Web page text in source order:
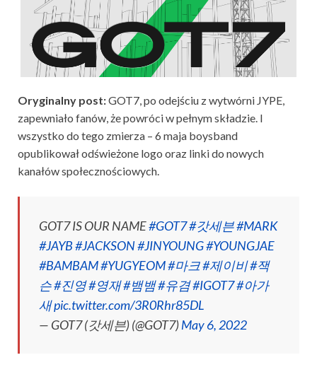
Oryginalny post:GOT7, po odejściu z wytwórni JYPE,
zapewniało fanów, że powróci w pełnym składzie. I
wszystko do tego zmierza – 6 maja boysband
opublikował odświeżone logo oraz linki do nowych
kanałów społecznościowych.
GOT7 IS OUR NAME#GOT7#갓세븐#MARK
#JAYB#JACKSON#JINYOUNG#YOUNGJAE
#BAMBAM#YUGYEOM#마크#제이비#잭
슨#진영#영재#뱀뱀#유겸#IGOT7#아가
새pic.twitter.com/3R0Rhr85DL
— GOT7 (갓세븐) (@GOT7)May 6, 2022